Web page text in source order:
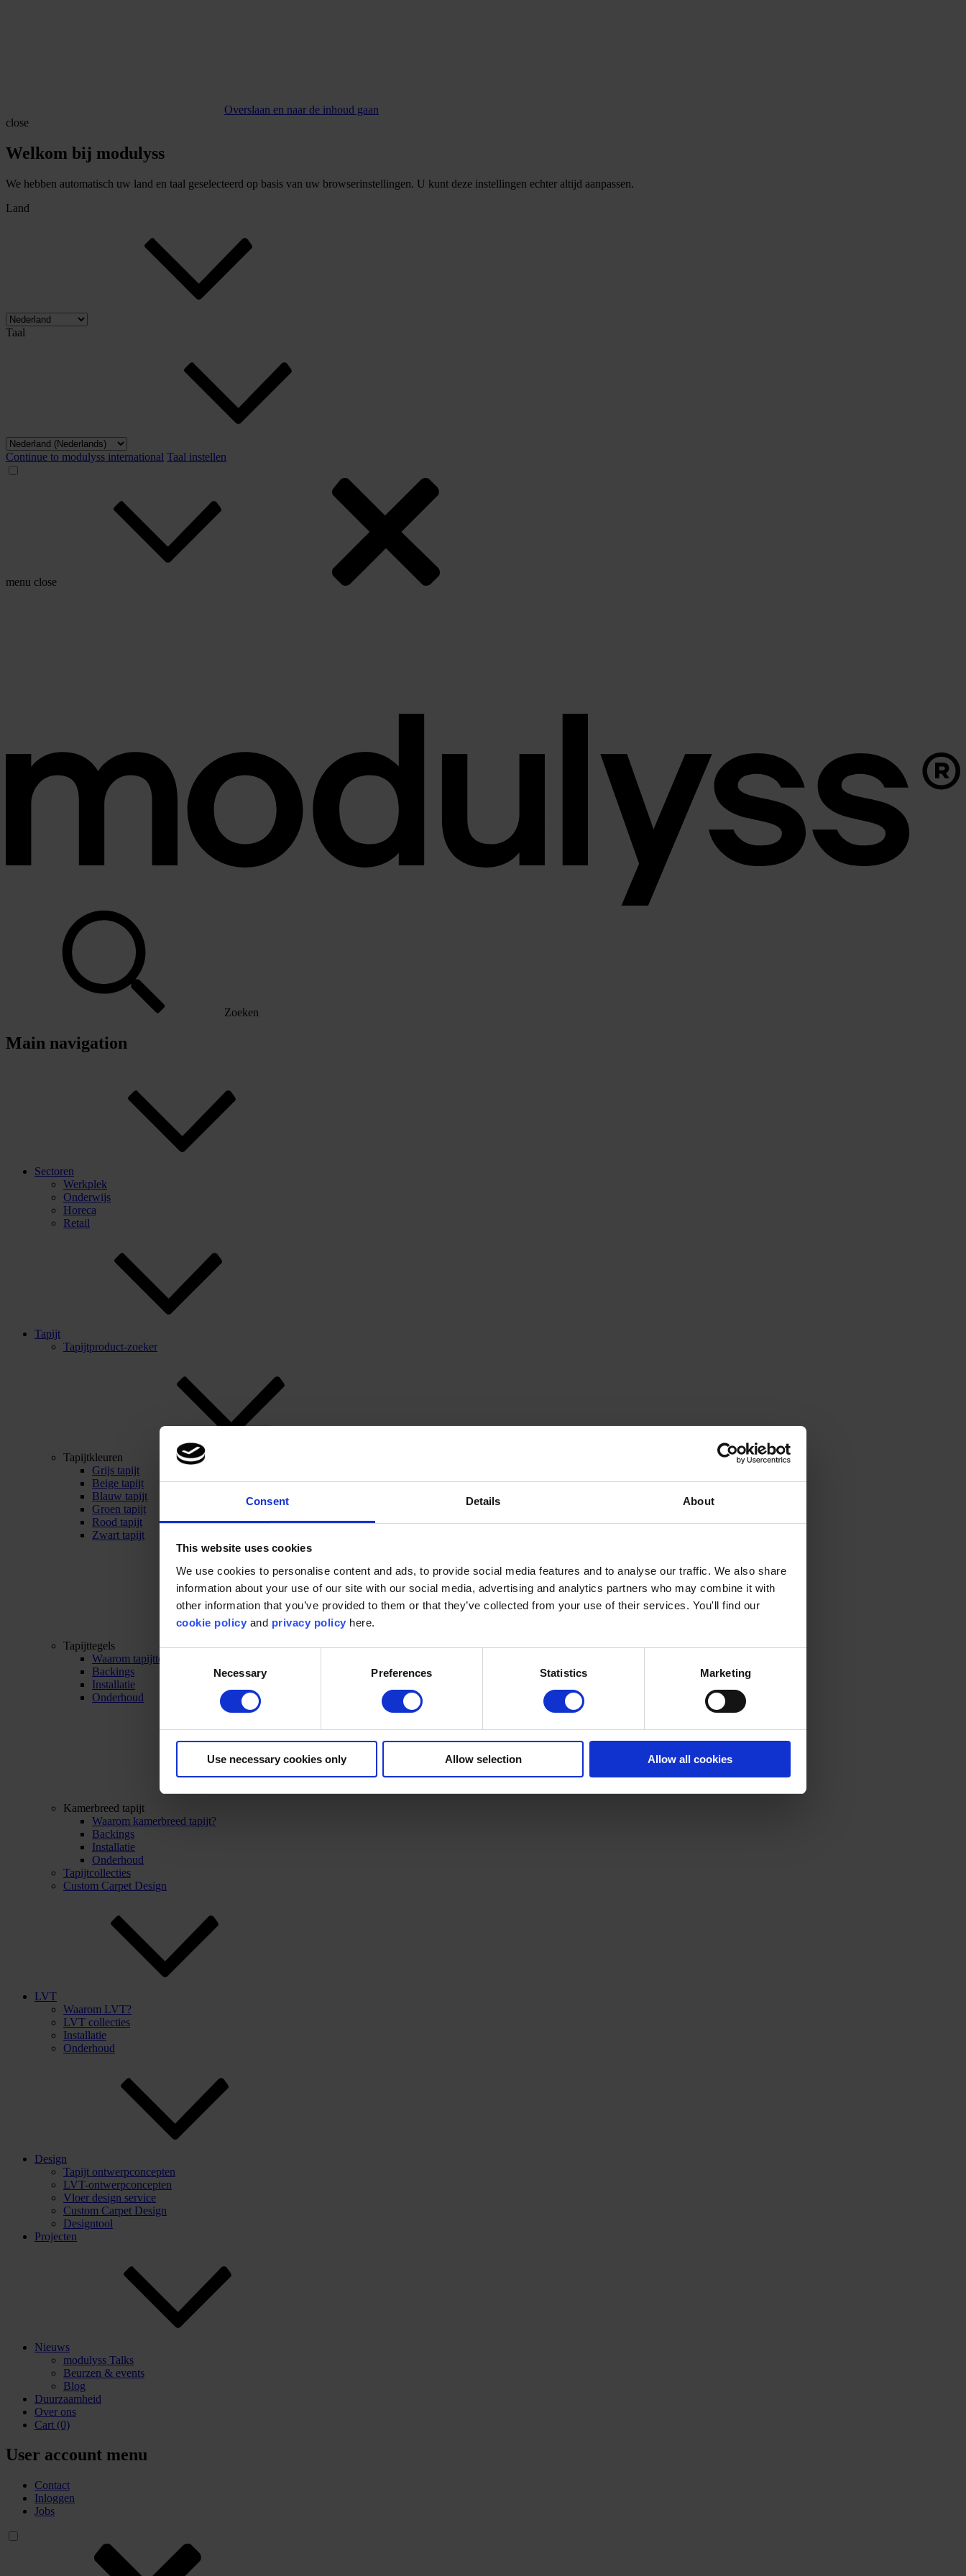
Consent Details About
This website uses cookies
We use cookies to personalise content and ads, to provide social media features and to analyse our traffic. We also share
information about your use of our site with our social media, advertising and analytics partners who may combine it with
other information that you’ve provided to them or that they’ve collected from your use of their services. You'll find our
cookie policy and privacy policy here.
Consent
Necessary Preferences Statistics Marketing
Use necessary cookies only Allow selection Allow all cookies
Overslaan en naar de inhoud gaan
close
Welkom bij modulyss
We hebben automatisch uw land en taal geselecteerd op basis van uw browserinstellingen. U kunt deze instellingen echter altijd aanpassen.
Land
Taal
Continue to modulyss international Taal instellen
menu close
Zoeken
Main navigation
Sectoren
Werkplek
Onderwijs
Horeca
Retail
Tapijt
Tapijtproduct-zoeker
Tapijtkleuren
Grijs tapijt
Beige tapijt
Blauw tapijt
Groen tapijt
Rood tapijt
Zwart tapijt
Tapijttegels
Waarom tapijttegels?
Backings
Installatie
Onderhoud
Kamerbreed tapijt
Waarom kamerbreed tapijt?
Backings
Installatie
Onderhoud
Tapijtcollecties
Custom Carpet Design
LVT
Waarom LVT?
LVT collecties
Installatie
Onderhoud
Design
Tapijt ontwerpconcepten
LVT-ontwerpconcepten
Vloer design service
Custom Carpet Design
Designtool
Projecten
Nieuws
modulyss Talks
Beurzen & events
Blog
Duurzaamheid
Over ons
Cart (0)
User account menu
Contact
Inloggen
Jobs